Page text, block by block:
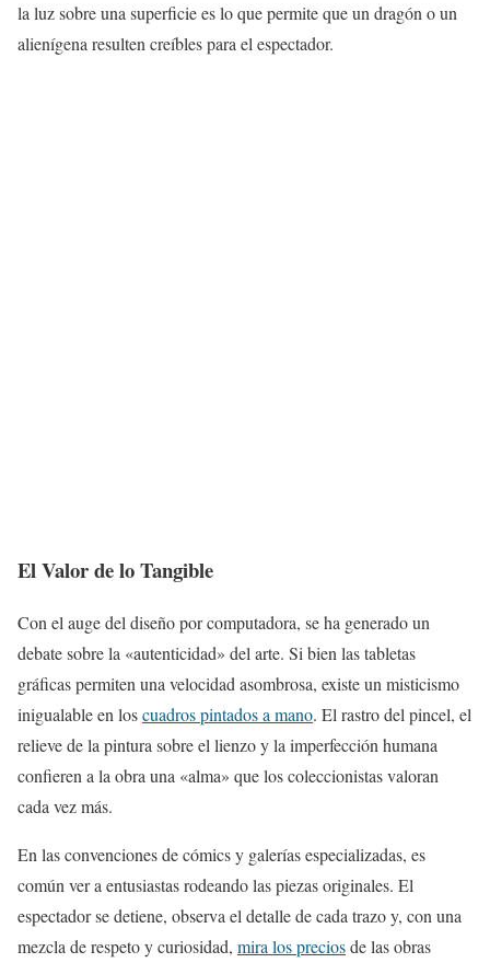
la luz sobre una superficie es lo que permite que un dragón o un
alienígena resulten creíbles para el espectador.
El Valor de lo Tangible
Con el auge del diseño por computadora, se ha generado un
debate sobre la «autenticidad» del arte. Si bien las tabletas
gráficas permiten una velocidad asombrosa, existe un misticismo
inigualable en loscuadros pintados a mano. El rastro del pincel, el
relieve de la pintura sobre el lienzo y la imperfección humana
confieren a la obra una «alma» que los coleccionistas valoran
cada vez más.
En las convenciones de cómics y galerías especializadas, es
común ver a entusiastas rodeando las piezas originales. El
espectador se detiene, observa el detalle de cada trazo y, con una
mezcla de respeto y curiosidad, mira los preciosde las obras